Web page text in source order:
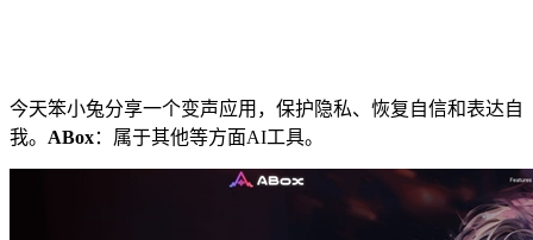
今天笨小兔分享一个变声应用，保护隐私、恢复自信和表达自
我。 ABox：属于其他等方面AI工具。